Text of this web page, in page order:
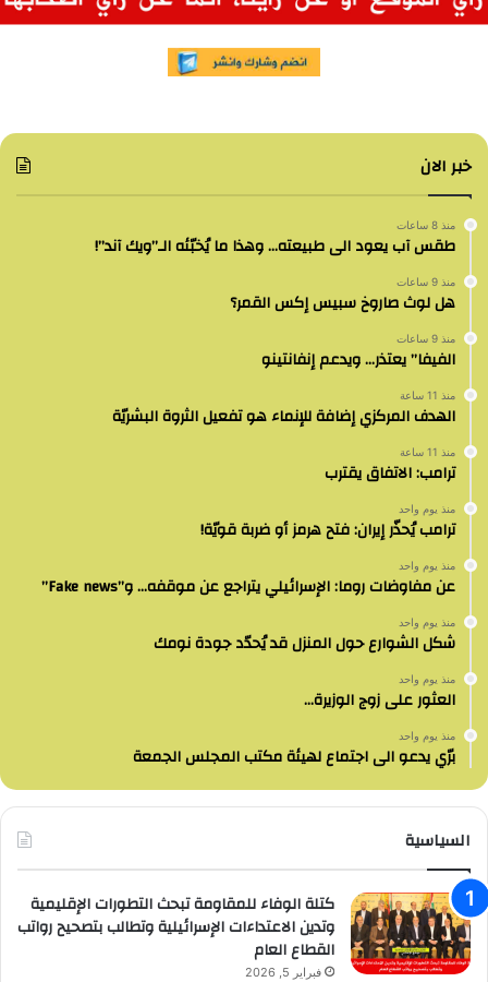
خبر الان
منذ 8 ساعات
طقس آب يعود الى طبيعته… وهذا ما يُخبّئه الـ”ويك آند”!
منذ 9 ساعات
هل لوث صاروخ سبيس إكس القمر؟
منذ 9 ساعات
الفيفا” يعتذر… ويدعم إنفانتينو
منذ 11 ساعة
الهدف المركزي إضافة للإنماء هو تفعيل الثروة البشريّة
منذ 11 ساعة
ترامب: الاتفاق يقترب
منذ يوم واحد
ترامب يُحذّر إيران: فتح هرمز أو ضربة قويّة!
منذ يوم واحد
عن مفاوضات روما: الإسرائيلي يتراجع عن موقفه… و”Fake news”
منذ يوم واحد
شكل الشوارع حول المنزل قد يُحدّد جودة نومك
منذ يوم واحد
العثور على زوج الوزيرة…
منذ يوم واحد
برّي يدعو الى اجتماع لهيئة مكتب المجلس الجمعة
السياسية
كتلة الوفاء للمقاومة تبحث التطورات الإقليمية
وتدين الاعتداءات الإسرائيلية وتطالب بتصحيح رواتب
القطاع العام
فبراير 5, 2026